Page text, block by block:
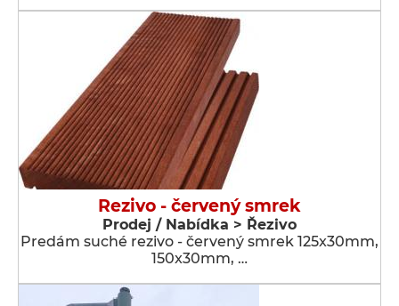
Rezivo - červený smrek
Prodej / Nabídka > Řezivo
Predám suché rezivo - červený smrek 125x30mm,
150x30mm, …